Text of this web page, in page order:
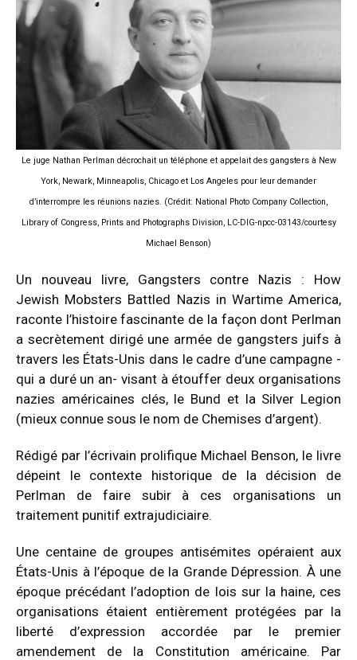
Le juge Nathan Perlman décrochait un téléphone et appelait des gangsters à New
York, Newark, Minneapolis, Chicago et Los Angeles pour leur demander
d’interrompre les réunions nazies. (Crédit: National Photo Company Collection,
Library of Congress, Prints and Photographs Division, LC-DIG-npcc-03143/courtesy
Michael Benson)
Un nouveau livre, Gangsters contre Nazis : How
Jewish Mobsters Battled Nazis in Wartime America,
raconte l’histoire fascinante de la façon dont Perlman
a secrètement dirigé une armée de gangsters juifs à
travers les États-Unis dans le cadre d’une campagne -
qui a duré un an- visant à étouffer deux organisations
nazies américaines clés, le Bund et la Silver Legion
(mieux connue sous le nom de Chemises d’argent).
Rédigé par l’écrivain prolifique Michael Benson, le livre
dépeint le contexte historique de la décision de
Perlman de faire subir à ces organisations un
traitement punitif extrajudiciaire.
Une centaine de groupes antisémites opéraient aux
États-Unis à l’époque de la Grande Dépression. À une
époque précédant l’adoption de lois sur la haine, ces
organisations étaient entièrement protégées par la
liberté d’expression accordée par le premier
amendement de la Constitution américaine. Par